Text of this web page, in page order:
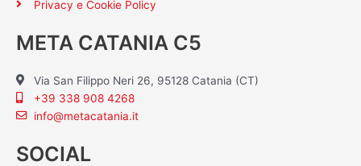
Privacy e Cookie Policy
META CATANIA C5
Via San Filippo Neri 26, 95128 Catania (CT)
+39 338 908 4268
info@metacatania.it
SOCIAL